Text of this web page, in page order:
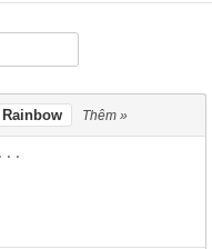
Rainbow Thêm »